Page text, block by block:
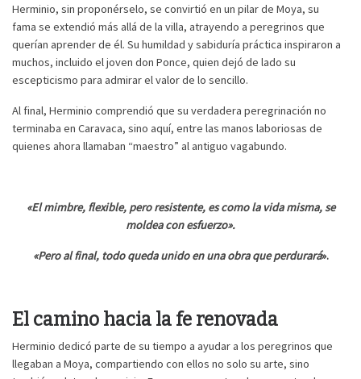
Herminio, sin proponérselo, se convirtió en un pilar de Moya, su
fama se extendió más allá de la villa, atrayendo a peregrinos que
querían aprender de él. Su humildad y sabiduría práctica inspiraron a
muchos, incluido el joven don Ponce, quien dejó de lado su
escepticismo para admirar el valor de lo sencillo.
Al final, Herminio comprendió que su verdadera peregrinación no
terminaba en Caravaca, sino aquí, entre las manos laboriosas de
quienes ahora llamaban “maestro” al antiguo vagabundo.
«El mimbre, flexible, pero resistente, es como la vida misma, se
moldea con esfuerzo».
«Pero al final, todo queda unido en una obra que perdurará».
El camino hacia la fe renovada
Herminio dedicó parte de su tiempo a ayudar a los peregrinos que
llegaban a Moya, compartiendo con ellos no solo su arte, sino